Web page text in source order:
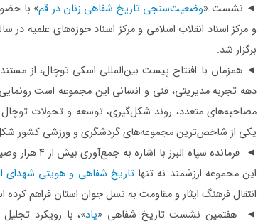
◄ نشست «وضعیت‌سنجی تاریخ شفاهی زنان در قم» با
و مرکز اسناد انقلاب اسلامی و مرکز اسناد حوزه‌های علمیه در
برگزار شد.
◄ همزمان با افتتاح پیست بین‌المللی اسکی توچال، از مستند
دهه تجربه مدیریتی، فنی و انسانی این مجموعه است
مصاحبه‌های متعدد، روند شکل‌گیری، توسعه و تحولات
یکی از شاخص‌ترین مجموعه‌های گردشگری و ورزشی کشور
◄ فرمانده سپاه
این مجموعه ارزشمند نه تنهاتاریخ شفاهی و هویتی شهدای
انتقال فرهنگ ایثار و مقاومت به نسل جوان استان فراهم
◄ هفتمین نشست تاریخ شفاهی «یاد»، با رویکرد